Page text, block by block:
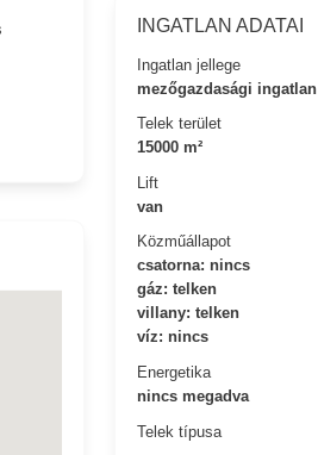
INGATLAN ADATAI
Ingatlan jellege
mezőgazdasági ingatlan
Telek terület
15000 m²
Lift
van
Közműállapot
csatorna: nincs
gáz: telken
villany: telken
víz: nincs
Energetika
nincs megadva
Telek típusa